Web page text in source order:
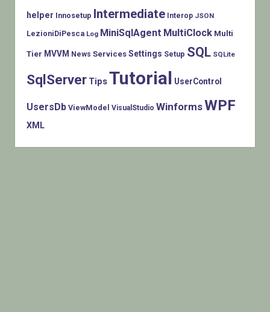
helper Innosetup Intermediate Interop JSON
LezioniDiPesca Log MiniSqlAgent MultiClock Multi
Tier MVVM News Services Settings Setup SQL SQLite
SqlServer TipsTutorial UserControl
UsersDb ViewModel VisualStudio WinformsWPF
XML